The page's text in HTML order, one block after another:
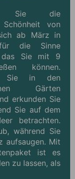
Sie die
Schönheit von
ab März in
die Sinne
das Sie mit 9
können.
Sie in den
Gärten
erkunden Sie
Sie auf dem
betrachten.
während Sie
aufsaugen. Mit
ist es
zu lassen, als